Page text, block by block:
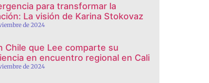
para transformar la
La visión de Karina Stokovaz
de 2024
Chile que Lee comparte su
en encuentro regional en Cali
de 2024